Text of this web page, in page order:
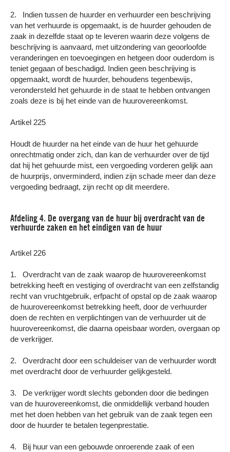
2. Indien tussen de huurder en verhuurder een beschrijving
van het verhuurde is opgemaakt, is de huurder gehouden de
zaak in dezelfde staat op te leveren waarin deze volgens de
beschrijving is aanvaard, met uitzondering van geoorloofde
veranderingen en toevoegingen en hetgeen door ouderdom is
teniet gegaan of beschadigd. Indien geen beschrijving is
opgemaakt, wordt de huurder, behoudens tegenbewijs,
verondersteld het gehuurde in de staat te hebben ontvangen
zoals deze is bij het einde van de huurovereenkomst.
Artikel 225
Houdt de huurder na het einde van de huur het gehuurde
onrechtmatig onder zich, dan kan de verhuurder over de tijd
dat hij het gehuurde mist, een vergoeding vorderen gelijk aan
de huurprijs, onverminderd, indien zijn schade meer dan deze
vergoeding bedraagt, zijn recht op dit meerdere.
Afdeling 4. De overgang van de huur bij overdracht van de
verhuurde zaken en het eindigen van de huur
Artikel 226
1. Overdracht van de zaak waarop de huurovereenkomst
betrekking heeft en vestiging of overdracht van een zelfstandig
recht van vruchtgebruik, erfpacht of opstal op de zaak waarop
de huurovereenkomst betrekking heeft, door de verhuurder
doen de rechten en verplichtingen van de verhuurder uit de
huurovereenkomst, die daarna opeisbaar worden, overgaan op
de verkrijger.
2. Overdracht door een schuldeiser van de verhuurder wordt
met overdracht door de verhuurder gelijkgesteld.
3. De verkrijger wordt slechts gebonden door die bedingen
van de huurovereenkomst, die onmiddellijk verband houden
met het doen hebben van het gebruik van de zaak tegen een
door de huurder te betalen tegenprestatie.
4. Bij huur van een gebouwde onroerende zaak of een